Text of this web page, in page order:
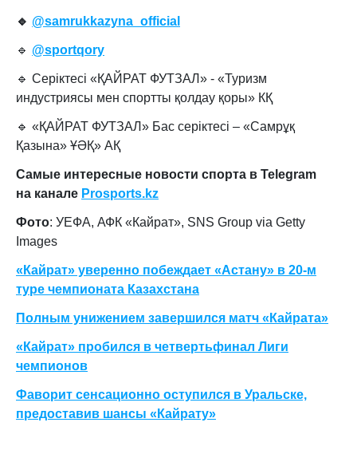
🔹 @samrukkazyna_official
🔹 @sportqory
🔹 Серіктесі «ҚАЙРАТ ФУТЗАЛ» - «Туризм
индустриясы мен спортты қолдау қоры» КҚ
🔹 «ҚАЙРАТ ФУТЗАЛ» Бас серіктесі – «Самрұқ
Қазына» ҰӘҚ» АҚ
Самые интересные новости спорта в Telegram
на канале Prosports.kz
Фото: УЕФА, АФК «Кайрат», SNS Group via Getty
Images
«Кайрат» уверенно побеждает «Астану» в 20-м
туре чемпионата Казахстана
Полным унижением завершился матч «Кайрата»
«Кайрат» пробился в четвертьфинал Лиги
чемпионов
Фаворит сенсационно оступился в Уральске,
предоставив шансы «Кайрату»